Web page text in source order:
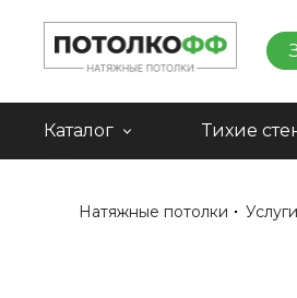
НАТЯЖНЫЕ ПОТОЛКИ ПО НИЗКИМ ЦЕНАМ В МОСКВЕ
Каталог Тихие
Натяжные потолки Услуги